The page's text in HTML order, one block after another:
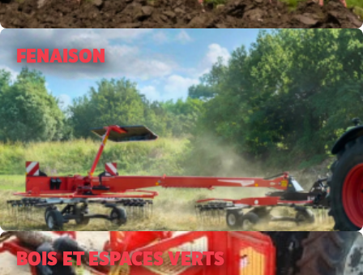
FENAISON
BOIS ET ESPACES VERTS